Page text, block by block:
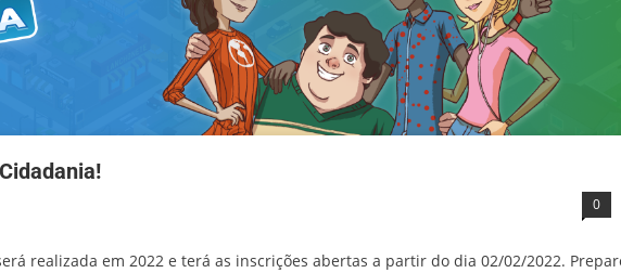
0
realizada em 2022 e terá as inscrições abertas a partir do dia 02/02/2022.